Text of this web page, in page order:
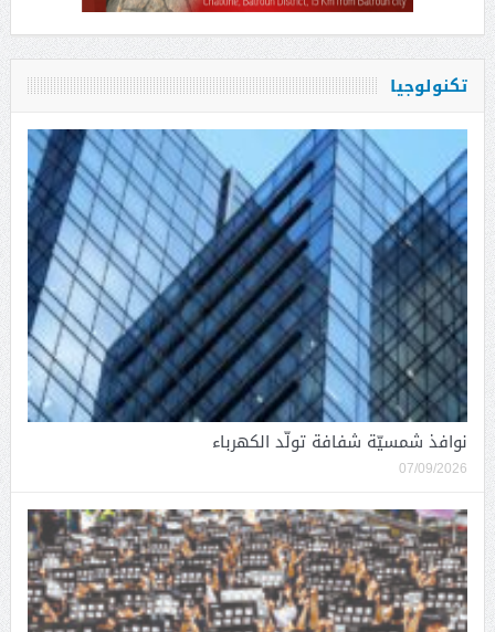
تكنولوجيا
نوافذ شمسيّة شفافة تولّد الكهرباء
07/09/2026